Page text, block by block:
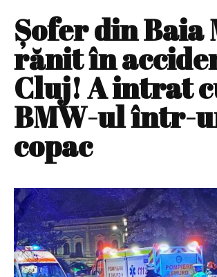
Şofer din Baia
rănit în
Cluj! A intrat
BMW-ul într-
copac